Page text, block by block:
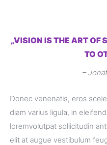
„VISION IS THE ART OF
TO
–
Donec venenatis, eros
diam varius ligula, in
loremvolutpat sollicitudin
elit at augue vestibulum